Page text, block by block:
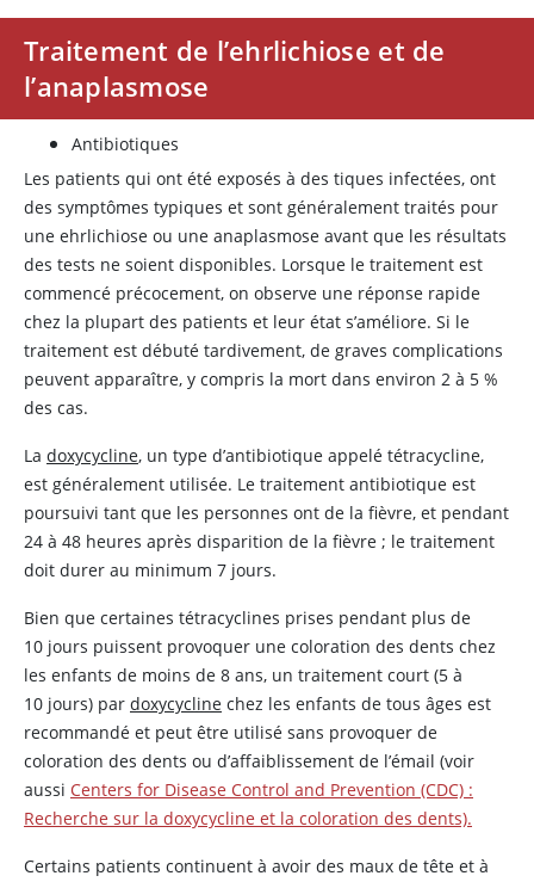
Traitement de l’ehrlichiose et de
l’anaplasmose
Antibiotiques
Les patients qui ont été exposés à des tiques infectées, ont
des symptômes typiques et sont généralement traités pour
une ehrlichiose ou une anaplasmose avant que les résultats
des tests ne soient disponibles. Lorsque le traitement est
commencé précocement, on observe une réponse rapide
chez la plupart des patients et leur état s’améliore. Si le
traitement est débuté tardivement, de graves complications
peuvent apparaître, y compris la mort dans environ 2 à 5 %
des cas.
La doxycycline, un type d’antibiotique appelé tétracycline,
est généralement utilisée. Le traitement antibiotique est
poursuivi tant que les personnes ont de la fièvre, et pendant
24 à 48 heures après disparition de la fièvre ; le traitement
doit durer au minimum 7 jours.
Bien que certaines tétracyclines prises pendant plus de
10 jours puissent provoquer une coloration des dents chez
les enfants de moins de 8 ans, un traitement court (5 à
10 jours) par doxycycline chez les enfants de tous âges est
recommandé et peut être utilisé sans provoquer de
coloration des dents ou d’affaiblissement de l’émail (voir
aussi Centers for Disease Control and Prevention (CDC) :
Recherche sur la doxycycline et la coloration des dents).
Certains patients continuent à avoir des maux de tête et à